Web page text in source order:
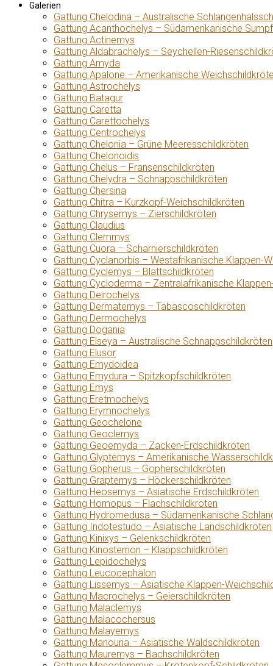
Galerien
Gattung Chelodina – Australische
Gattung Acanthochelys – Südamerikanische
Gattung Actinemys
Gattung Aldabrachelys – Seychellen-
Gattung Amyda
Gattung Apalone – Amerikanische
Gattung Astrochelys
Gattung Batagur
Gattung Caretta
Gattung Carettochelys
Gattung Centrochelys
Gattung Chelonia – Grüne Meeresschildkröten
Gattung Chelonoidis
Gattung Chelus – Fransenschildkröten
Gattung Chelydra – Schnappschildkröten
Gattung Chersina
Gattung Chitra – Kurzkopf-Weichschildkröten
Gattung Chrysemys – Zierschildkröten
Gattung Claudius
Gattung Clemmys
Gattung Cuora – Scharnierschildkröten
Gattung Cyclanorbis – Westafrikanische Klappen-
Gattung Cyclemys – Blattschildkröten
Gattung Cycloderma – Zentralafrikanische
Gattung Deirochelys
Gattung Dermatemys – Tabascoschildkröten
Gattung Dermochelys
Gattung Dogania
Gattung Elseya – Australische Schnappschildkröten
Gattung Elusor
Gattung Emydoidea
Gattung Emydura – Spitzkopfschildkröten
Gattung Emys
Gattung Eretmochelys
Gattung Erymnochelys
Gattung Geochelone
Gattung Geoclemys
Gattung Geoemyda – Zacken-Erdschildkröten
Gattung Glyptemys – Amerikanische
Gattung Gopherus – Gopherschildkröten
Gattung Graptemys – Höckerschildkröten
Gattung Heosemys – Asiatische Erdschildkröten
Gattung Homopus – Flachschildkröten
Gattung Hydromedusa – Südamerikanische
Gattung Indotestudo – Asiatische Landschildkröten
Gattung Kinixys – Gelenkschildkröten
Gattung Kinosternon – Klappschildkröten
Gattung Lepidochelys
Gattung Leucocephalon
Gattung Lissemys – Asiatische Klappen-
Gattung Macrochelys – Geierschildkröten
Gattung Malaclemys
Gattung Malacochersus
Gattung Malayemys
Gattung Manouria – Asiatische Waldschildkröten
Gattung Mauremys – Bachschildkröten